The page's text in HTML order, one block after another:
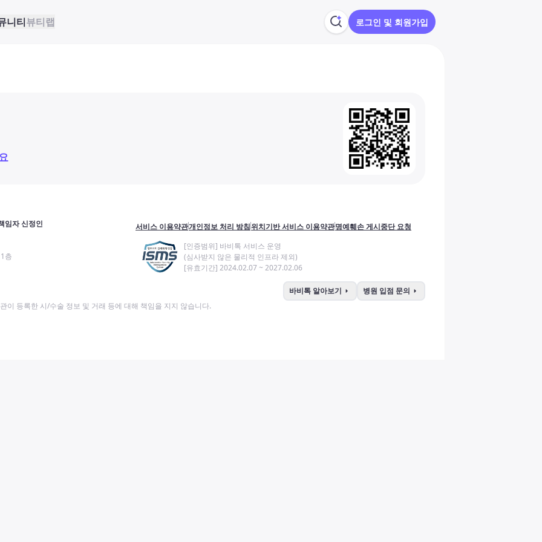
니티뷰티랩 로그인 및 회원가입
임자 신정인
층
서비스 이용약관개인정보 처리 방침위치기반 서비스 이용약관명예훼손 게시중단 요청
[인증범위] 바비톡 서비스 운영
(심사받지 않은 물리적 인프라 제외)
[유효기간] 2024.02.07 ~ 2027.02.06
바비톡 알아보기 arrow_right 병원 입점 문의 arrow_right
이 등록한 시/수술 정보 및 거래 등에 대해 책임을 지지 않습니다.